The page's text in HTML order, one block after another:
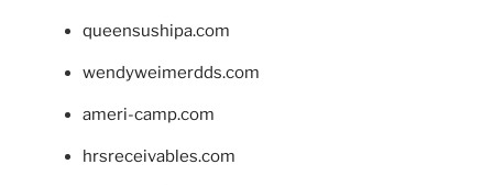
queensushipa.com
wendyweimerdds.com
ameri-camp.com
hrsreceivables.com